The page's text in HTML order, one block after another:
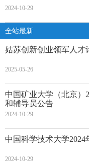
2024-10-29
全站最新
姑苏创新创业领军人才
2025-05-26
中国矿业大学（北京）
和辅导员公告
2024-10-29
中国科学技术大学
2024-10-29